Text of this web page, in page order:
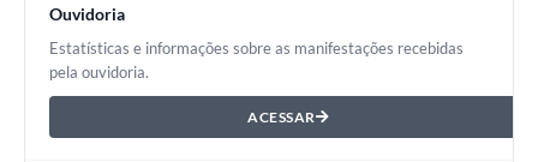
Ouvidoria
Estatísticas e informações sobre as manifestações recebidas
pela ouvidoria.
ACESSAR